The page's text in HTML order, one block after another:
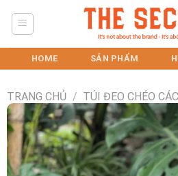
HOME SẢN PHẨM
TRANG CHỦ / TÚI ĐEO CHÉO